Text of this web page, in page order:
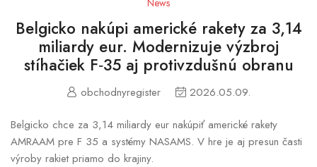
News
Belgicko nakúpi americké rakety za 3,14
miliardy eur. Modernizuje výzbroj
stíhačiek F‑35 aj protivzdušnú obranu
obchodnyregister 2026.05.09.
Belgicko chce za 3,14 miliardy eur nakúpiť americké rakety
AMRAAM pre F 35 a systémy NASAMS. V hre je aj presun časti
výroby rakiet priamo do krajiny.